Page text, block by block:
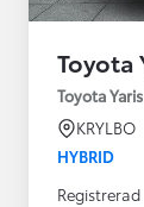
Toyota
Toyota
KRYLBO
HYBRID
Registrerad